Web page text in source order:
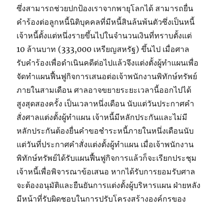
ซึ่งสามารถช่วยปกป้องเราจากพายุโลกได้ สามารถยื่น
คำร้องต่อลูกหนี้นิติบุคคลที่มีหนี้สินล้นพ้นตัวซึ่งเป็นหนี้
เจ้าหนี้ตั้งแต่หนึ่งรายขึ้นไปในจำนวนเงินที่ทราบตั้งแต่
10 ล้านบาท (333,000 เหรียญสหรัฐ) ขึ้นไป เมื่อศาล
รับคำร้องเพื่อดำเนินคดีต่อไปแล้วจึงแต่งตั้งผู้ทำแผนเพื่อ
จัดทำแผนฟื้นฟูกิจการเสนอต่อเจ้าพนักงานพิทักษ์ทรัพย์
ภายในสามเดือน ศาลอาจขยายระยะเวลานี้ออกไปได้
สูงสุดสองครั้ง เป็นเวลาหนึ่งเดือน นับแต่วันประกาศคำ
สั่งศาลแต่งตั้งผู้ทำแผน เจ้าหนี้มีหลักประกันและไม่มี
หลักประกันต้องยื่นคำขอชำระหนี้ภายในหนึ่งเดือนนับ
แต่วันที่ประกาศคำสั่งแต่งตั้งผู้ทำแผน เมื่อเจ้าพนักงาน
พิทักษ์ทรัพย์ได้รับแผนฟื้นฟูกิจการแล้วก็จะเรียกประชุม
เจ้าหนี้เพื่อพิจารณาข้อเสนอ หากได้รับการยอมรับศาล
จะต้องอนุมัติและยืนยันการแต่งตั้งผู้บริหารแผน ฝ่ายหลัง
มีหน้าที่รับผิดชอบในการปรับโครงสร้างองค์กรของ